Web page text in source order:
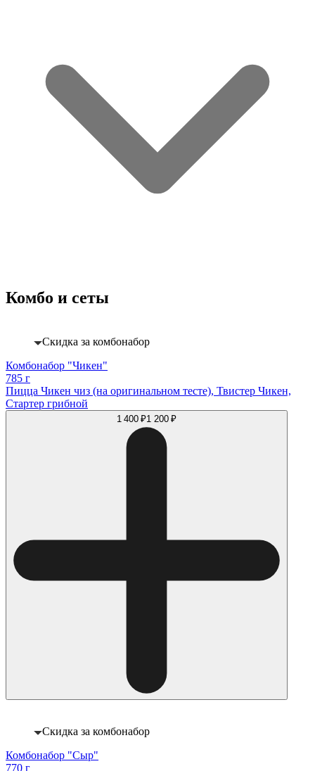
Комбо и сеты
Скидка за комбонабор
Комбонабор "Чикен"
785 г
Пицца Чикен чиз (на оригинальном тесте), Твистер Чикен,
Стартер грибной
1 400 ₽1 200 ₽
Скидка за комбонабор
Комбонабор "Сыр"
770 г